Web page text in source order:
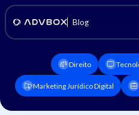
Blog
Direito
Marketing Jurídico Digital